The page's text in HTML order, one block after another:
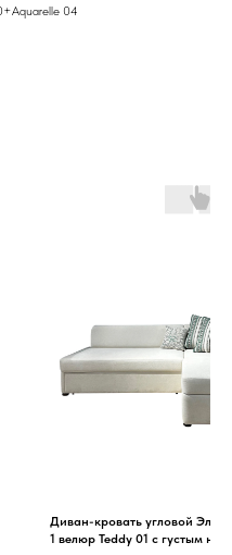
04
Диван-кровать угловой
1 велюр Teddy 01 с густым